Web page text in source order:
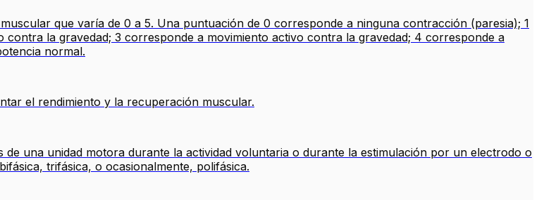
que varía de 0 a 5. Una puntuación de 0 corresponde a ninguna contracción (paresia); 1
la gravedad; 3 corresponde a movimiento activo contra la gravedad; 4 corresponde a
normal.
el rendimiento y la recuperación muscular.
una unidad motora durante la actividad voluntaria o durante la estimulación por un electrodo o
trifásica, o ocasionalmente, polifásica.